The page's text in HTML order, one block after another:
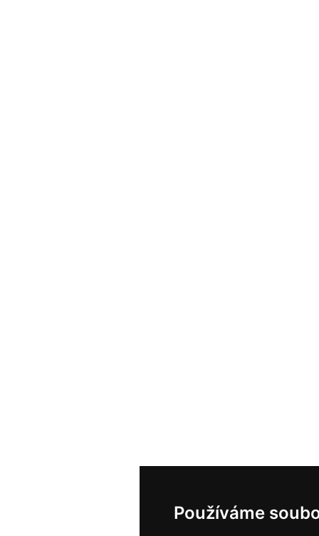
Používáme